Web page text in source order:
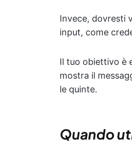
Invece, dovresti
input, come
Il tuo obiettivo è
mostra il
le quinte.
Quando